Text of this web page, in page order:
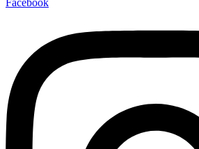
Facebook